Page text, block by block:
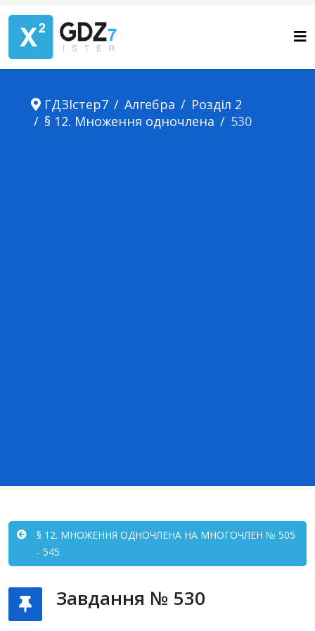
ГДЗІстер7 Алгебра
Розділ 2
§ 12. Множення одночлена
530
§ 12. МНОЖЕННЯ ОДНОЧЛЕНА НА МНОГОЧЛЕН № 505
- 545
Завдання № 530